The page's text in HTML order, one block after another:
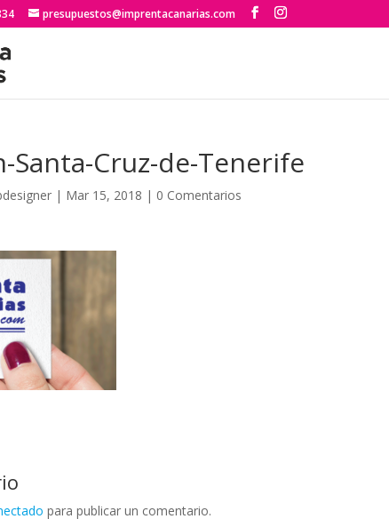
presupuestos@imprentacanarias.com
Santa-Cruz-de-Tenerife
| Mar 15, 2018 | 0 Comentarios
para publicar un comentario.